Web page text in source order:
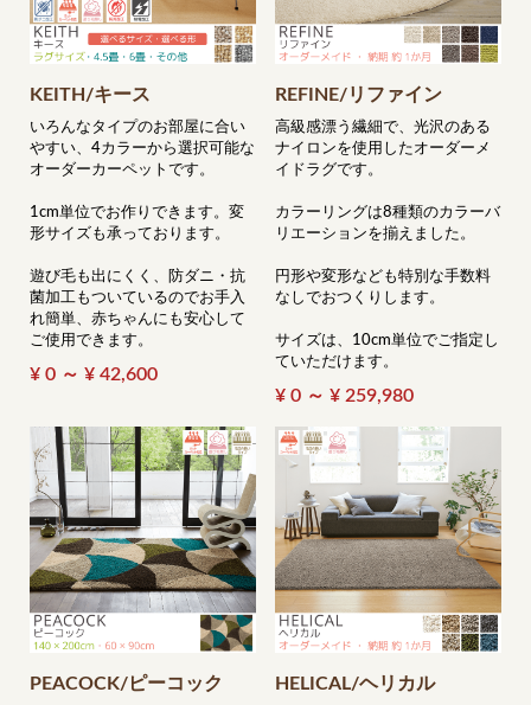
KEITH/キース
いろんなタイプのお部屋に合い
やすい、4カラーから選択可能な
オーダーカーペットです。
1cm単位でお作りできます。変
形サイズも承っております。
遊び毛も出にくく、防ダニ・抗
菌加工もついているのでお手入
れ簡単、赤ちゃんにも安心して
ご使用できます。
¥ 0 ～ ¥ 42,600
REFINE/リファイン
高級感漂う繊細で、光沢のある
ナイロンを使用したオーダーメ
イドラグです。
カラーリングは8種類のカラーバ
リエーションを揃えました。
円形や変形なども特別な手数料
なしでおつくりします。
サイズは、10cm単位でご指定し
ていただけます。
¥ 0 ～ ¥ 259,980
PEACOCK/ピーコック HELICAL/ヘリカル